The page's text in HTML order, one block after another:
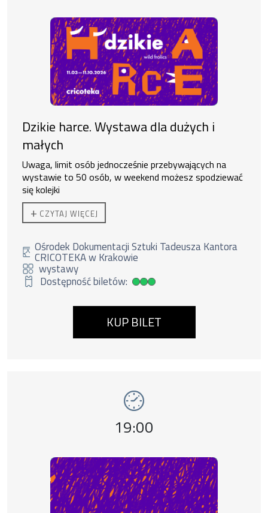
Dzikie harce. Wystawa dla dużych i
małych
Uwaga, limit osób jednocześnie przebywających na
wystawie to 50 osób, w weekend możesz spodziewać
się kolejki
Ekspozycja czynna od 11:00 do 19:00.
Do zakupu biletu rodzinnego uprawnione są
dorosłe + 3 dzieci lub 1 os. dorosła + 4 dzieci.
zostawiają małych bez opieki.
+ CZYTAJ WIĘCEJ
Ośrodek Dokumentacji Sztuki Tadeusza Kantora
CRICOTEKA w Krakowie
wystawy
Dostępność biletów:
Duża dostępność biletów
KUP BILET
Godzina wydarzenia,
19:00